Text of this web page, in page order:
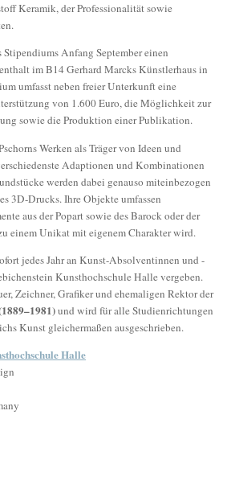
Keramik, der Professionalität sowie
Anfang September einen
im B14 Gerhard Marcks Künstlerhaus in
umfasst neben freier Unterkunft eine
von 1.600 Euro, die Möglichkeit zur
sowie die Produktion einer Publikation.
Werken als Träger von Ideen und
Adaptionen und Kombinationen
werden dabei genauso miteinbezogen
3D-Drucks. Ihre Objekte umfassen
aus der Popart sowie des Barock oder der
einem Unikat mit eigenem Charakter wird.
jedes Jahr an Kunst-Absolventinnen und -
Kunsthochschule Halle vergeben.
Zeichner, Grafiker und ehemaligen Rektor der
und wird für alle Studienrichtungen
Kunst gleichermaßen ausgeschrieben.
Halle